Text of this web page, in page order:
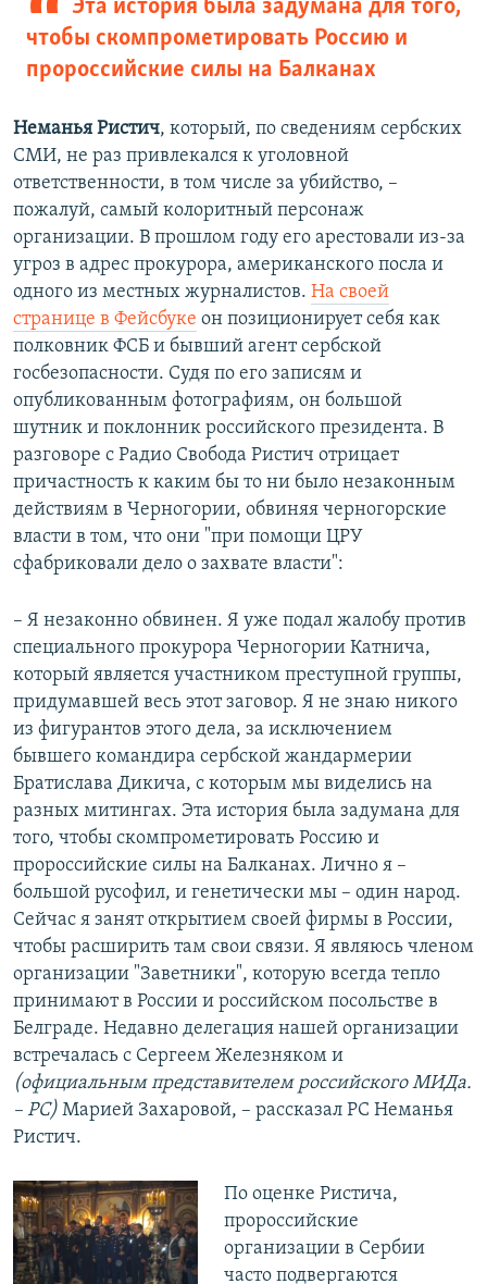
Эта история была задумана для того,
чтобы скомпрометировать Россию и
пророссийские силы на Балканах
Неманья Ристич, который, по сведениям сербских
СМИ, не раз привлекался к уголовной
ответственности, в том числе за убийство, –
пожалуй, самый колоритный персонаж
организации. В прошлом году его арестовали из-за
угроз в адрес прокурора, американского посла и
одного из местных журналистов. На своей
странице в Фейсбуке он позиционирует себя как
полковник ФСБ и бывший агент сербской
госбезопасности. Судя по его записям и
опубликованным фотографиям, он большой
шутник и поклонник российского президента. В
разговоре с Радио Свобода Ристич отрицает
причастность к каким бы то ни было незаконным
действиям в Черногории, обвиняя черногорские
власти в том, что они "при помощи ЦРУ
сфабриковали дело о захвате власти":
– Я незаконно обвинен. Я уже подал жалобу против
специального прокурора Черногории Катнича,
который является участником преступной группы,
придумавшей весь этот заговор. Я не знаю никого
из фигурантов этого дела, за исключением
бывшего командира сербской жандармерии
Братислава Дикича, с которым мы виделись на
разных митингах. Эта история была задумана для
того, чтобы скомпрометировать Россию и
пророссийские силы на Балканах. Лично я –
большой русофил, и генетически мы – один народ.
Сейчас я занят открытием своей фирмы в России,
чтобы расширить там свои связи. Я являюсь членом
организации "Заветники", которую всегда тепло
принимают в России и российском посольстве в
Белграде. Недавно делегация нашей организации
встречалась с Сергеем Железняком и
(официальным представителемроссийского МИДа.
– РС) Марией Захаровой, – рассказал РС Неманья
Ристич.
По оценке Ристича,
пророссийские
организации в Сербии
часто подвергаются